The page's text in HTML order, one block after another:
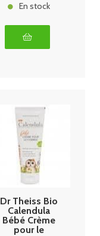
En stock
Dr Theiss Bio
Calendula
Bébé Crème
pour le